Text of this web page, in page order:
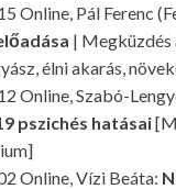
Online, Pál Ferenc
| Megküzdés
élni akarás,
Online, Szabó-
pszichés hatásai
Online, Vízi Beáta: